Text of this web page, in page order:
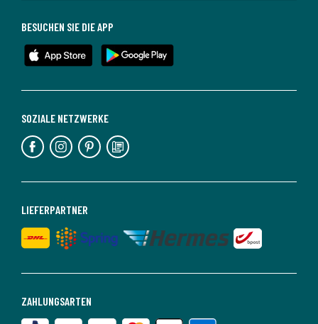
ZAHLUNGSARTEN
LIEFERPARTNER
SOZIALE NETZWERKE
BESUCHEN SIE DIE APP